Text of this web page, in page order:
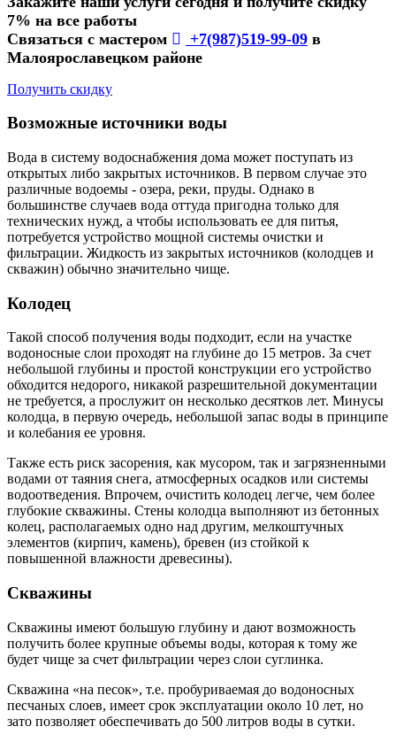
7% на все работы
Связаться с мастером
+7(987)519-99-09 в
Малоярославецком районе
Получить скидку
Возможные источники воды
Вода в систему водоснабжения дома может поступать из
открытых либо закрытых источников. В первом случае это
различные водоемы - озера, реки, пруды. Однако в
большинстве случаев вода оттуда пригодна только для
технических нужд, а чтобы использовать ее для питья,
потребуется устройство мощной системы очистки и
фильтрации. Жидкость из закрытых источников (колодцев и
скважин) обычно значительно чище.
Колодец
Такой способ получения воды подходит, если на участке
водоносные слои проходят на глубине до 15 метров. За счет
небольшой глубины и простой конструкции его устройство
обходится недорого, никакой разрешительной документации
не требуется, а прослужит он несколько десятков лет. Минусы
колодца, в первую очередь, небольшой запас воды в принципе
и колебания ее уровня.
Также есть риск засорения, как мусором, так и загрязненными
водами от таяния снега, атмосферных осадков или системы
водоотведения. Впрочем, очистить колодец легче, чем более
глубокие скважины. Стены колодца выполняют из бетонных
колец, располагаемых одно над другим, мелкоштучных
элементов (кирпич, камень), бревен (из стойкой к
повышенной влажности древесины).
Скважины
Скважины имеют большую глубину и дают возможность
получить более крупные объемы воды, которая к тому же
будет чище за счет фильтрации через слои суглинка.
Скважина «на песок», т.е. пробуриваемая до водоносных
песчаных слоев, имеет срок эксплуатации около 10 лет, но
зато позволяет обеспечивать до 500 литров воды в сутки.